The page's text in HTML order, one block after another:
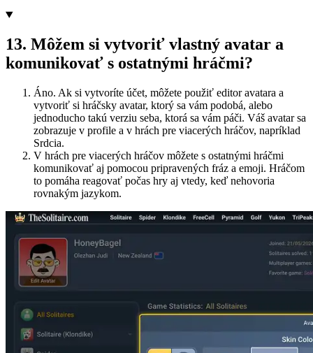
13. Môžem si vytvoriť vlastný avatar a
komunikovať s ostatnými hráčmi?
Áno. Ak si vytvoríte účet, môžete použiť editor avatara a
vytvoriť si hráčsky avatar, ktorý sa vám podobá, alebo
jednoducho takú verziu seba, ktorá sa vám páči. Váš avatar sa
zobrazuje v profile a v hrách pre viacerých hráčov, napríklad
Srdcia.
V hrách pre viacerých hráčov môžete s ostatnými hráčmi
komunikovať aj pomocou pripravených fráz a emoji. Hráčom
to pomáha reagovať počas hry aj vtedy, keď nehovoria
rovnakým jazykom.